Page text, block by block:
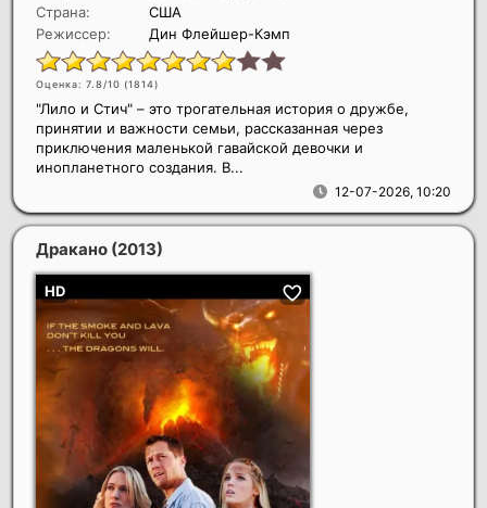
Страна:
США
Режиссер:
Дин Флейшер-Кэмп
Оценка: 7.8/10 (1814)
12-07-2026, 10:20
"Лило и Стич" – это трогательная история о дружбе,
принятии и важности семьи, рассказанная через
приключения маленькой гавайской девочки и
инопланетного создания. В...
Дракано (2013)